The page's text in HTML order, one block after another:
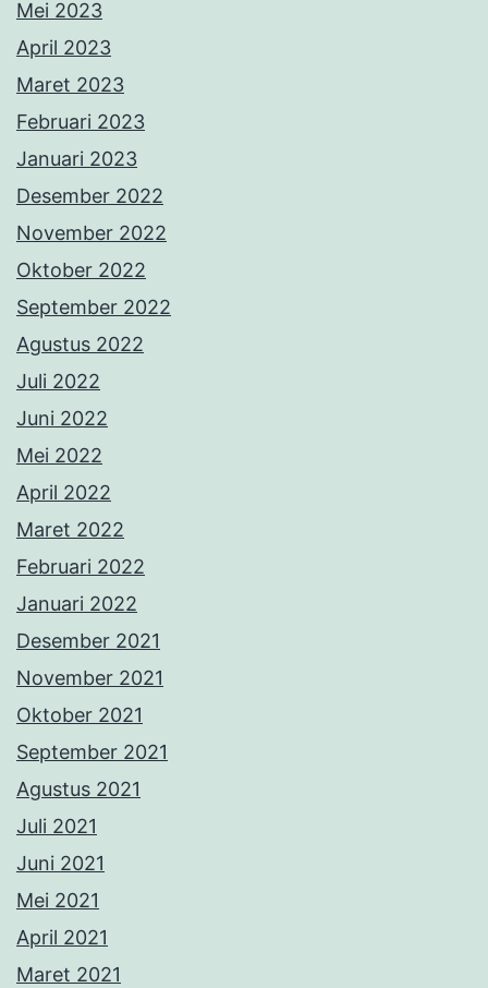
Mei 2023
April 2023
Maret 2023
Februari 2023
Januari 2023
Desember 2022
November 2022
Oktober 2022
September 2022
Agustus 2022
Juli 2022
Juni 2022
Mei 2022
April 2022
Maret 2022
Februari 2022
Januari 2022
Desember 2021
November 2021
Oktober 2021
September 2021
Agustus 2021
Juli 2021
Juni 2021
Mei 2021
April 2021
Maret 2021